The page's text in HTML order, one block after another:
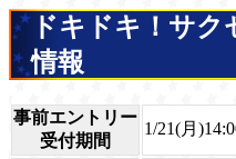
ドキドキ！サ
情報
事前エントリー
受付期間
1/21(月